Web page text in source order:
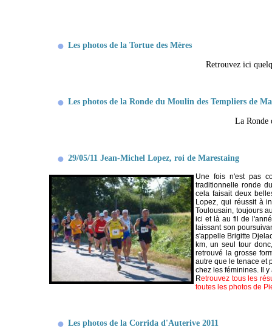
Les photos de la Tortue des Mères
Retrouvez ici
Les photos de la Ronde du Moulin des Templiers de
La
29/05/11 Jean-Michel Lopez, roi de Marestaing
Une fois n'est pas
traditionnelle ronde
cela faisait deux
Lopez, qui réussit à
Toulousain, toujours
ici et là au fil de
laissant son
s'appelle Brigitte
km, un seul tour
retrouvé la grosse
autre que le tenace et
chez les féminines. Il
Retrouvez tous les
toutes les photos de
Les photos de la Corrida d'Auterive 2011